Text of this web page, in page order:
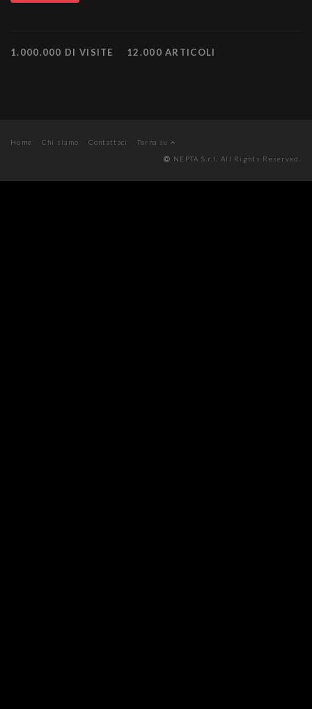
1.000.000 DI VISITE 12.000 ARTICOLI
Home Chi siamo Contattaci
Torna su
NEPTA S.r.l. All Rights Reserved.